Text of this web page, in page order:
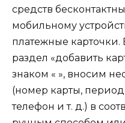
средств
мобильному
платежные карточки.
раздел «добавить
знаком « », вносим
(номер карты,
телефон и т. д.) в